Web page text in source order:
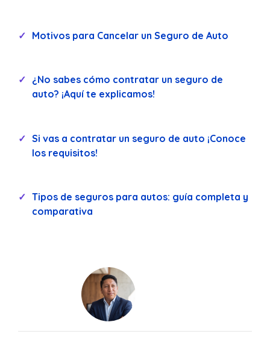
Motivos para Cancelar un Seguro de Auto
¿No sabes cómo contratar un seguro de
auto? ¡Aquí te explicamos!
Si vas a contratar un seguro de auto ¡Conoce
los requisitos!
Tipos de seguros para autos: guía completa y
comparativa